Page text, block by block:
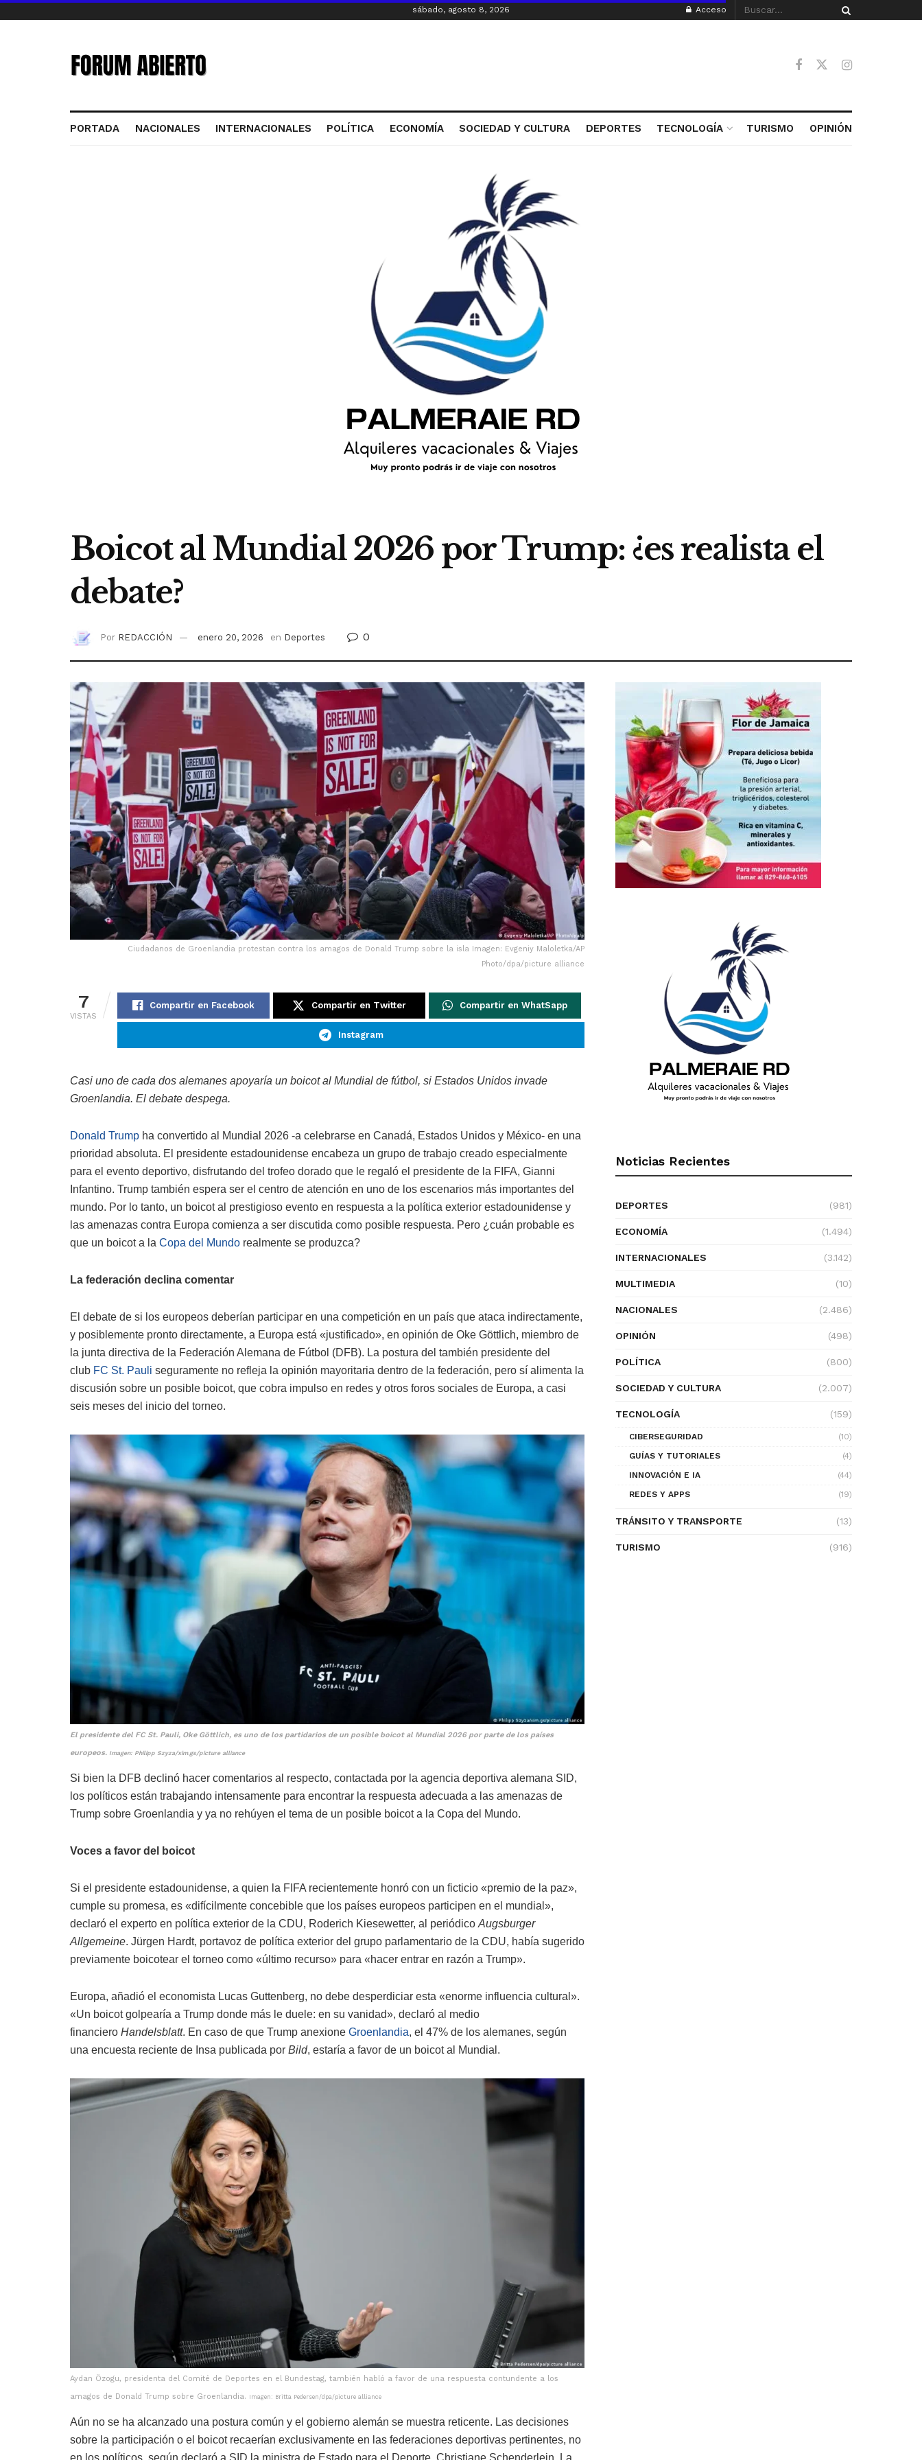
sábado, agosto 8, 2026 Acceso
PORTADA NACIONALES INTERNACIONALES POLÍTICA ECONOMÍA SOCIEDAD Y CULTURA DEPORTES TECNOLOGÍA TURISMO OPINIÓN
Boicot al Mundial 2026 por Trump: ¿es realista el
debate?
Por REDACCIÓN enero 20, 2026 en Deportes 0
Ciudadanos de Groenlandia protestan contra los amagos de Donald Trump sobre la isla Imagen: Evgeniy Maloletka/AP
Photo/dpa/picture alliance
7
VISTAS
Compartir en Facebook Compartir en Twitter Compartir en WhatSapp
Instagram
Casi uno de cada dos alemanes apoyaría un boicot al Mundial de fútbol, si Estados Unidos invade
Groenlandia. El debate despega.
Donald Trump ha convertido al Mundial 2026 -a celebrarse en Canadá, Estados Unidos y México- en una
prioridad absoluta. El presidente estadounidense encabeza un grupo de trabajo creado especialmente
para el evento deportivo, disfrutando del trofeo dorado que le regaló el presidente de la FIFA, Gianni
Infantino. Trump también espera ser el centro de atención en uno de los escenarios más importantes del
mundo. Por lo tanto, un boicot al prestigioso evento en respuesta a la política exterior estadounidense y
las amenazas contra Europa comienza a ser discutida como posible respuesta. Pero ¿cuán probable es
que un boicot a la Copa del Mundo realmente se produzca?
La federación declina comentar
El debate de si los europeos deberían participar en una competición en un país que ataca indirectamente,
y posiblemente pronto directamente, a Europa está «justificado», en opinión de Oke Göttlich, miembro de
la junta directiva de la Federación Alemana de Fútbol (DFB). La postura del también presidente del
club FC St. Pauli seguramente no refleja la opinión mayoritaria dentro de la federación, pero sí alimenta la
discusión sobre un posible boicot, que cobra impulso en redes y otros foros sociales de Europa, a casi
seis meses del inicio del torneo.
El presidente del FC St. Pauli, Oke Göttlich, es uno de los partidarios de un posible boicot al Mundial 2026 por parte de los países
europeos. Imagen: Philipp Szyza/xim.gs/picture alliance
Si bien la DFB declinó hacer comentarios al respecto, contactada por la agencia deportiva alemana SID,
los políticos están trabajando intensamente para encontrar la respuesta adecuada a las amenazas de
Trump sobre Groenlandia y ya no rehúyen el tema de un posible boicot a la Copa del Mundo.
Voces a favor del boicot
Si el presidente estadounidense, a quien la FIFA recientemente honró con un ficticio «premio de la paz»,
cumple su promesa, es «difícilmente concebible que los países europeos participen en el mundial»,
declaró el experto en política exterior de la CDU, Roderich Kiesewetter, al periódico Augsburger
Allgemeine. Jürgen Hardt, portavoz de política exterior del grupo parlamentario de la CDU, había sugerido
previamente boicotear el torneo como «último recurso» para «hacer entrar en razón a Trump».
Europa, añadió el economista Lucas Guttenberg, no debe desperdiciar esta «enorme influencia cultural».
«Un boicot golpearía a Trump donde más le duele: en su vanidad», declaró al medio
financiero Handelsblatt. En caso de que Trump anexione Groenlandia, el 47% de los alemanes, según
una encuesta reciente de Insa publicada por Bild, estaría a favor de un boicot al Mundial.
Aydan Özogu, presidenta del Comité de Deportes en el Bundestag, también habló a favor de una respuesta contundente a los
amagos de Donald Trump sobre Groenlandia. Imagen: Britta Pedersen/dpa/picture alliance
Aún no se ha alcanzado una postura común y el gobierno alemán se muestra reticente. Las decisiones
sobre la participación o el boicot recaerían exclusivamente en las federaciones deportivas pertinentes, no
Noticias Recientes
DEPORTES (981)
ECONOMÍA (1.494)
INTERNACIONALES (3.142)
MULTIMEDIA (10)
NACIONALES (2.486)
OPINIÓN (498)
POLÍTICA (800)
SOCIEDAD Y CULTURA (2.007)
TECNOLOGÍA (159)
CIBERSEGURIDAD
(10)
GUÍAS Y TUTORIALES
(4)
INNOVACIÓN E IA
(44)
REDES Y APPS
(19)
TRÁNSITO Y TRANSPORTE (13)
TURISMO (916)